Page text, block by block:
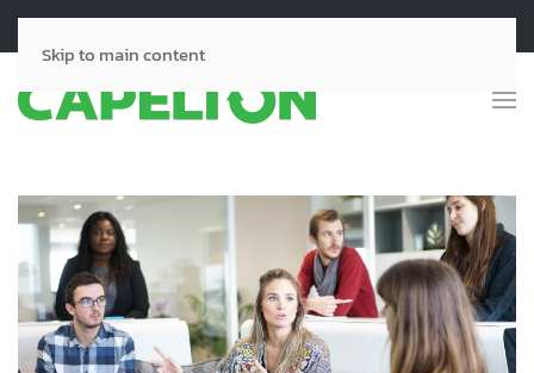
Llámanos:55-2964-0104 55-7948-3632
Skip to main content